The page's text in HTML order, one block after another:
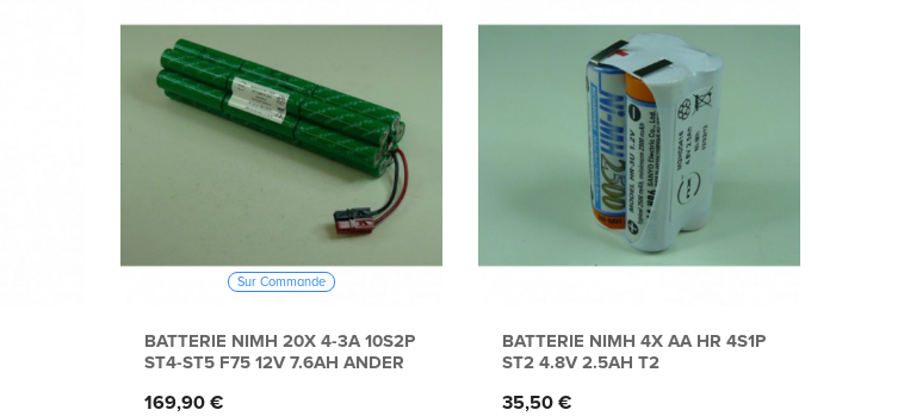
Sur Commande
BATTERIE NIMH 20X 4-3A 10S2P
ST4-ST5 F75 12V 7.6AH ANDER
Prix
169,90 €
BATTERIE NIMH 4X AA HR 4S1P
ST2 4.8V 2.5AH T2
Prix
35,50 €